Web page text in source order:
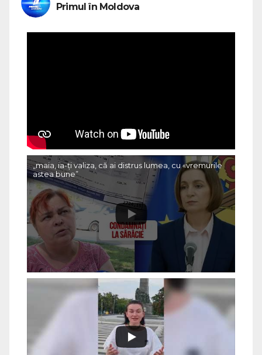
Primul în Moldova
„maia, ia-ți valiza, că ai distrus lumea, cu «vremurile
astea bune”